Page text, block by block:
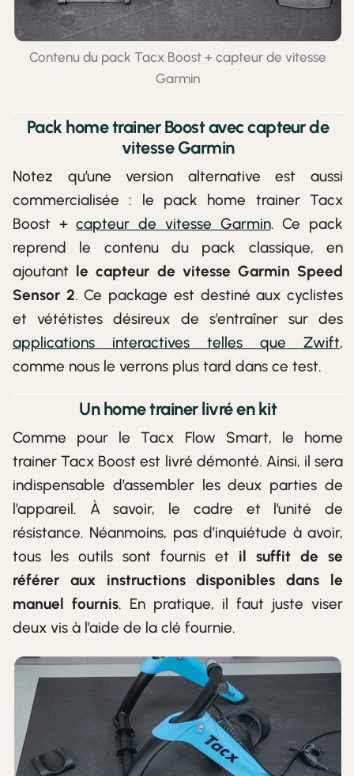
Contenu du pack Tacx Boost + capteur de vitesse
Garmin
Pack home trainer Boost avec capteur de
vitesse Garmin
Notez qu’une version alternative est aussi
commercialisée : le pack home trainer Tacx
Boost +capteur de vitesse Garmin. Ce pack
reprend le contenu du pack classique, en
ajoutant le capteur de vitesse Garmin Speed
Sensor 2. Ce package est destiné aux cyclistes
et vététistes désireux de s’entraîner sur des
applications interactives telles que Zwift,
comme nous le verrons plus tard dans ce test.
Un home trainer livré en kit
Comme pour le Tacx Flow Smart, le home
trainer Tacx Boost est livré démonté. Ainsi, il sera
indispensable d’assembler les deux parties de
l’appareil. À savoir, le cadre et l’unité de
résistance. Néanmoins, pas d’inquiétude à avoir,
tous les outils sont fournis et il suffit de se
référer aux instructions disponibles dans le
manuel fournis. En pratique, il faut juste viser
deux vis à l’aide de la clé fournie.